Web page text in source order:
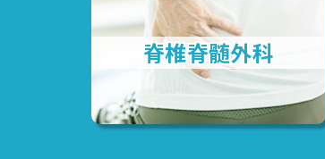
脊椎脊髄外科